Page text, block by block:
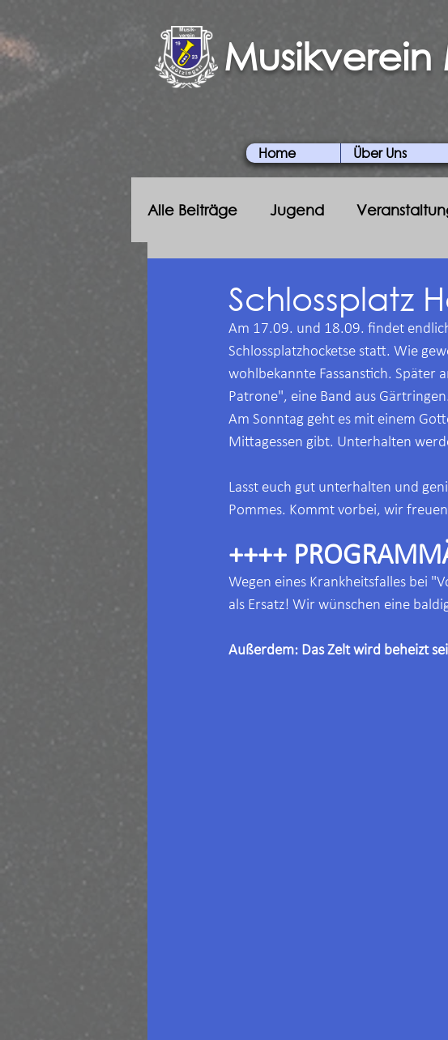
Home Über Uns
Alle Beiträge Jugend
Schlossplatz
Am 17.09. und 18.09. findet
Schlossplatzhocketse statt. Wie
wohlbekannte Fassanstich. Später
Patrone", eine Band aus
Am Sonntag geht es mit einem
Mittagessen gibt. Unterhalten
Lasst euch gut unterhalten und
Pommes. Kommt vorbei, wir
++++
Wegen eines Krankheitsfalles bei
als Ersatz! Wir wünschen eine
Außerdem: Das Zelt wird beheizt